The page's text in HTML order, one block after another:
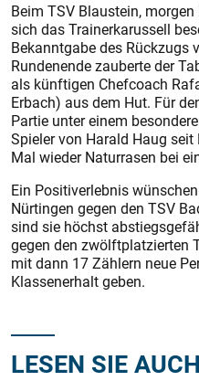
Beim TSV Blaustein,
sich das Trainerkarussell
Bekanntgabe des Rückzugs
Rundenende zauberte der
als künftigen Chefcoach
Erbach) aus dem Hut. Für
Partie unter einem
Spieler von Harald Haug
Mal wieder Naturrasen bei
Ein Positiverlebnis
Nürtingen gegen den TSV
sind sie höchst
gegen den zwölftplatzierten
mit dann 17 Zählern neue
Klassenerhalt geben.
LESEN SIE AUCH